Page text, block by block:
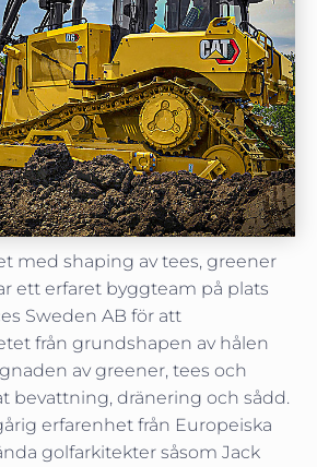
med shaping av tees, greener
ett erfaret byggteam på plats
Sweden AB för att
från grundshapen av hålen
av greener, tees och
bevattning, dränering och sådd.
erfarenhet från Europeiska
golfarkitekter såsom Jack